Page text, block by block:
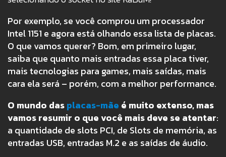
Por exemplo, se você comprou um processador
Intel 1151 e agora está olhando essa lista de placas.
O que vamos querer? Bom, em primeiro lugar,
saiba que quanto mais entradas essa placa tiver,
mais tecnologias para games, mais saídas, mais
cara ela será – porém, com a melhor performance.
O mundo dasplacas-mãe é muito extenso, mas
vamos resumir o que você mais deve se atentar:
a quantidade de slots PCI, de Slots de memória, as
entradas USB, entradas M.2 e as saídas de áudio.